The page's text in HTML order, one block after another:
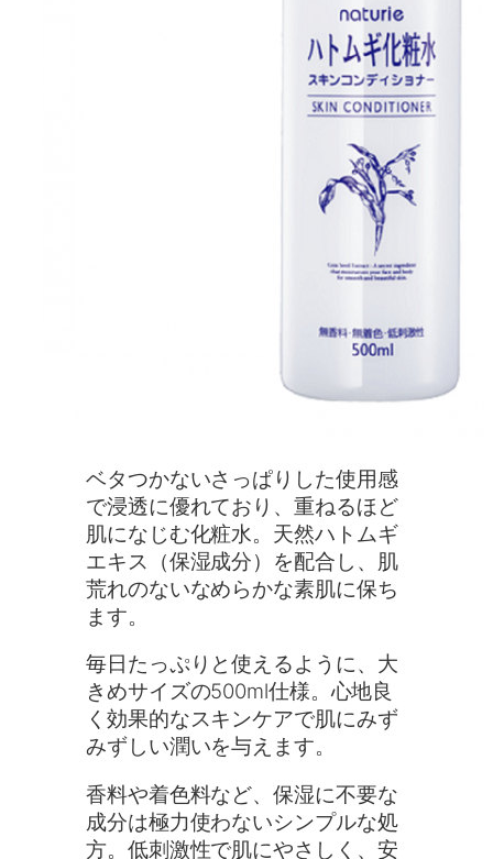
ベタつかないさっぱりした使用感
で浸透に優れており、重ねるほど
肌になじむ化粧水。天然ハトムギ
エキス（保湿成分）を配合し、肌
荒れのないなめらかな素肌に保ち
ます。
毎日たっぷりと使えるように、大
きめサイズの500ml仕様。心地良
く効果的なスキンケアで肌にみず
みずしい潤いを与えます。
香料や着色料など、保湿に不要な
成分は極力使わないシンプルな処
方。低刺激性で肌にやさしく、安